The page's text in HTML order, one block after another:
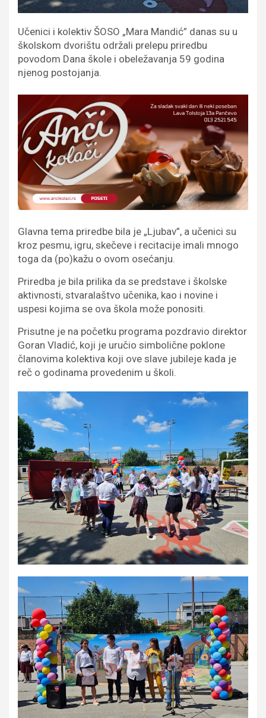
Učenici i kolektiv ŠOSO „Mara Mandić” danas su u
školskom dvorištu održali prelepu priredbu
povodom Dana škole i obeležavanja 59 godina
njenog postojanja.
Glavna tema priredbe bila je „Ljubav”, a učenici su
kroz pesmu, igru, skečeve i recitacije imali mnogo
toga da (po)kažu o ovom osećanju.
Priredba je bila prilika da se predstave i školske
aktivnosti, stvaralaštvo učenika, kao i novine i
uspesi kojima se ova škola može ponositi.
Prisutne je na početku programa pozdravio direktor
Goran Vladić, koji je uručio simbolične poklone
članovima kolektiva koji ove slave jubileje kada je
reč o godinama provedenim u školi.